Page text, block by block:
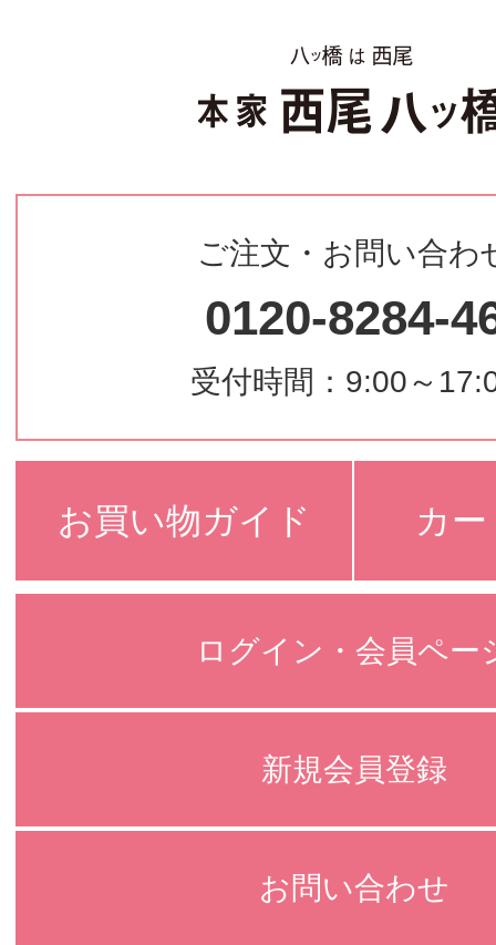
ご注文・お問い合わ
0120-8284-
受付時間：9:00～
お買い物ガイド カ
ログイン・会員ペー
新規会員登録
お問い合わせ